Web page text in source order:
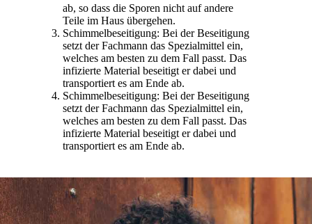
ab, so dass die Sporen nicht auf andere
Teile im Haus übergehen.
Schimmelbeseitigung: Bei der Beseitigung
setzt der Fachmann das Spezialmittel ein,
welches am besten zu dem Fall passt. Das
infizierte Material beseitigt er dabei und
transportiert es am Ende ab.
Schimmelbeseitigung: Bei der Beseitigung
setzt der Fachmann das Spezialmittel ein,
welches am besten zu dem Fall passt. Das
infizierte Material beseitigt er dabei und
transportiert es am Ende ab.